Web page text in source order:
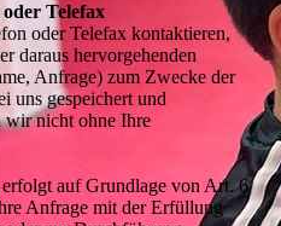
Telefax
oder Telefax kontaktieren,
daraus hervorgehenden
Anfrage) zum Zwecke der
uns gespeichert und
wir nicht ohne Ihre
auf Grundlage von Art. 6
Anfrage mit der Erfüllung